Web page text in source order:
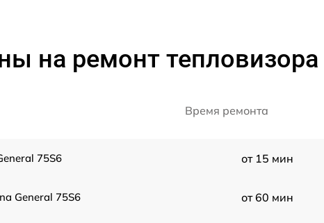
на ремонт тепловизора
Время ремонта
75S6 от 15 мин
General 75S6 от 60 мин